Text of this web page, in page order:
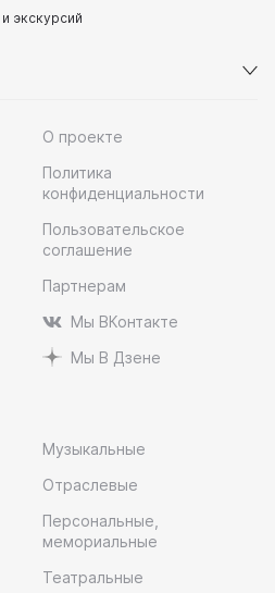
экскурсий
О проекте
Политика
конфиденциальности
Пользовательское
соглашение
Партнерам
Мы ВКонтакте
Мы В Дзене
Музыкальные
Отраслевые
Персональные,
мемориальные
Театральные